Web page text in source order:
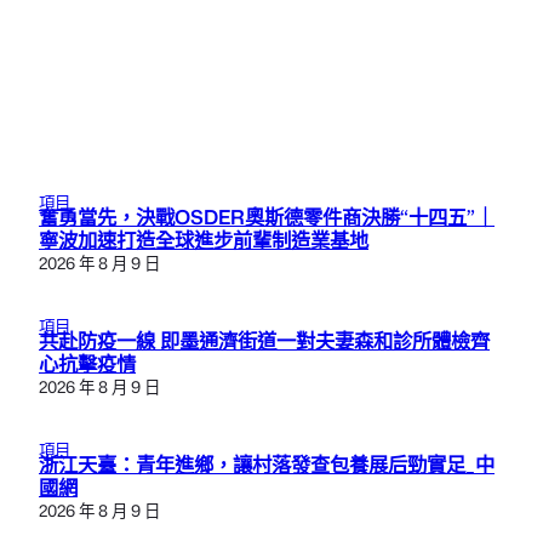
項目
奮勇當先，決戰OSDER奧斯德零件商決勝“十四五”｜
寧波加速打造全球進步前輩制造業基地
2026 年 8 月 9 日
項目
共赴防疫一線 即墨通濟街道一對夫妻森和診所體檢齊
心抗擊疫情
2026 年 8 月 9 日
項目
浙江天臺：青年進鄉，讓村落發查包養展后勁實足_中
國網
2026 年 8 月 9 日